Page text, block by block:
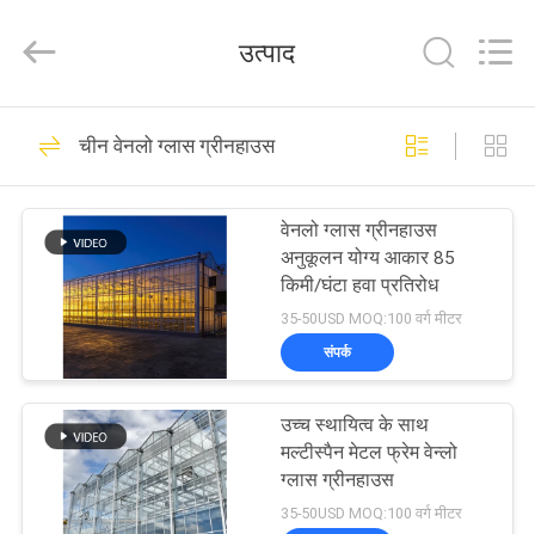
उत्पादों
वीआर
हमारे
Fittings
Manufacturing
All
Reserved.
लाइट डेप्रिवेशन
ग्रीनहाउस
58
स्वचालित ब्लैकआउट
ग्रीनहाउस
90
उत्पाद
चीन वेनलो ग्लास ग्रीनहाउस
वेनलो ग्लास ग्रीनहाउस
अनुकूलन योग्य आकार 85
किमी/घंटा हवा प्रतिरोध
35-50USD MOQ:100 वर्ग मीटर
संपर्क
उच्च स्थायित्व के साथ
मल्टीस्पैन मेटल फ्रेम वेन्लो
ग्लास ग्रीनहाउस
35-50USD MOQ:100 वर्ग मीटर